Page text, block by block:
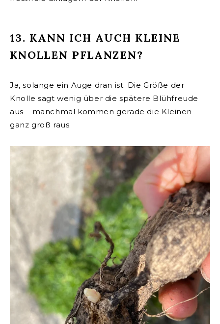
13. KANN ICH AUCH KLEINE
KNOLLEN PFLANZEN?
Ja, solange ein Auge dran ist. Die Größe der
Knolle sagt wenig über die spätere Blühfreude
aus – manchmal kommen gerade die Kleinen
ganz groß raus.